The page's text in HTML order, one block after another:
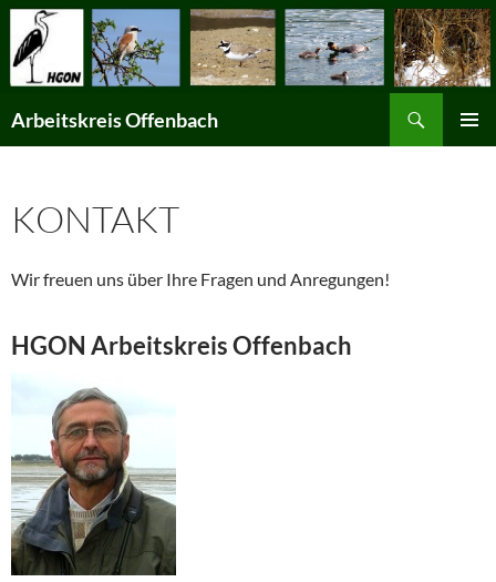
Arbeitskreis Offenbach
KONTAKT
Wir freuen uns über Ihre Fragen und Anregungen!
HGON Arbeitskreis Offenbach